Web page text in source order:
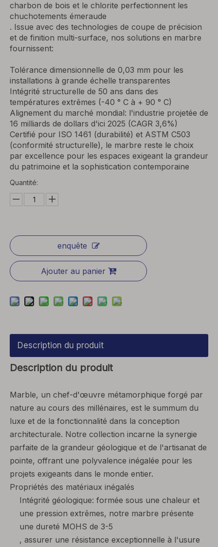
charbon de bois et le chlorite perfectionnent les
chuchotements émeraude
. Issue avec des technologies de coupe de précision
et de finition multi-surface, nos solutions en marbre
fournissent:
Tolérance dimensionnelle de 0,03 mm pour les
installations à grande échelle transparentes
Intégrité structurelle de 50 ans dans des
températures extrêmes (-40 ° C à + 90 ° C)
Alignement du marché mondial: l'industrie projetée de
16 milliards de dollars d'ici 2025 (CAGR 3,6%)
Certifié pour ISO 1461 (durabilité) et ASTM C503
(conformité structurelle), le marbre reste le choix
par excellence pour les espaces exigeant la grandeur
du patrimoine et la sophistication contemporaine
Quantité:
enquête
Ajouter au panier
Description du produit
Description du produit
Marble, un chef-d'œuvre métamorphique forgé par
nature au cours des millénaires, est le summum du
luxe et de la fonctionnalité dans la conception
architecturale. Notre collection incarne la synergie
parfaite de la grandeur géologique et de l'artisanat de
pointe, offrant une polyvalence inégalée pour les
projets exigeants dans le monde entier.
Propriétés des matériaux inégalés
Intégrité géologique: formée sous une chaleur et
une pression extrêmes, notre marbre présente
une dureté MOHS de 3-5
, assurer une résistance exceptionnelle à l'usure